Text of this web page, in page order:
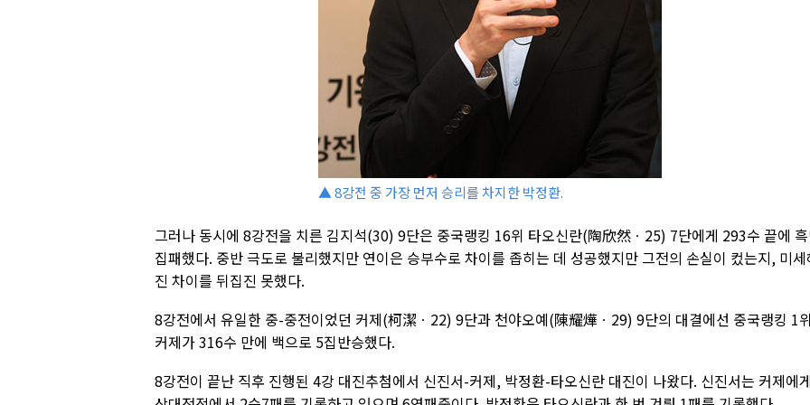
▲ 8강전 중 가장 먼저 승리를 차지한 박정환.
그러나 동시에 8강전을 치른 김지석(30) 9단은 중국랭킹 16위 타오신란(陶欣然ㆍ25) 7단에게 293수 끝에
집패했다. 중반 극도로 불리했지만 연이은 승부수로 차이를 좁히는 데 성공했지만 그전의 손실이 컸는지, 미세
진 차이를 뒤집진 못했다.
8강전에서 유일한 중-중전이었던 커제(柯潔ㆍ22) 9단과 천야오예(陳耀燁ㆍ29) 9단의 대결에선 중국랭킹 1위
커제가 316수 만에 백으로 5집반승했다.
8강전이 끝난 직후 진행된 4강 대진추첨에서 신진서-커제, 박정환-타오신란 대진이 나왔다. 신진서는 커제에게